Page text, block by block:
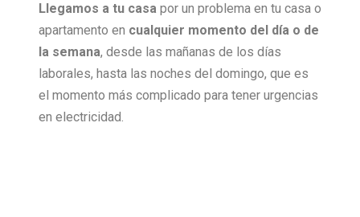
Llegamos a tu casa por un problema en tu casa o
apartamento en cualquier momento del día o de
la semana, desde las mañanas de los días
laborales, hasta las noches del domingo, que es
el momento más complicado para tener urgencias
en electricidad.